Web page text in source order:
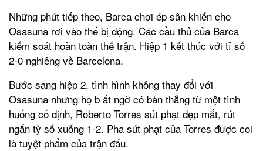
Những phút tiếp theo, Barca chơi ép sân khiến cho
Osasuna rơi vào thế bị động. Các cầu thủ của Barca
kiểm soát hoàn toàn thế trận. Hiệp 1 kết thúc với tỉ số
2-0 nghiêng về Barcelona.
Bước sang hiệp 2, tình hình không thay đổi với
Osasuna nhưng họ b ất ngờ có bàn thắng từ một tình
huống cố định, Roberto Torres sút phạt đẹp mắt, rút
ngắn tỷ số xuống 1-2. Pha sút phạt của Torres được coi
là tuyệt phẩm của trận đấu.